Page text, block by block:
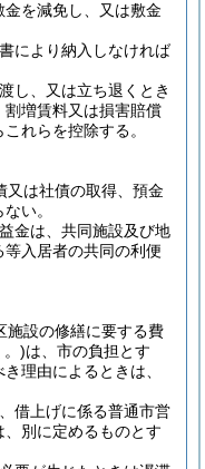
を減免し、又は敷金
により納入しなければ
し、又は立ち退くとき
増賃料又は損害賠償
れらを控除する。
又は社債の取得、預金
い。
金は、共同施設及び地
入居者の共同の利便
施設の修繕に要する費
。)は、市の負担とす
理由によるときは、
借上げに係る普通市営
別に定めるものとす